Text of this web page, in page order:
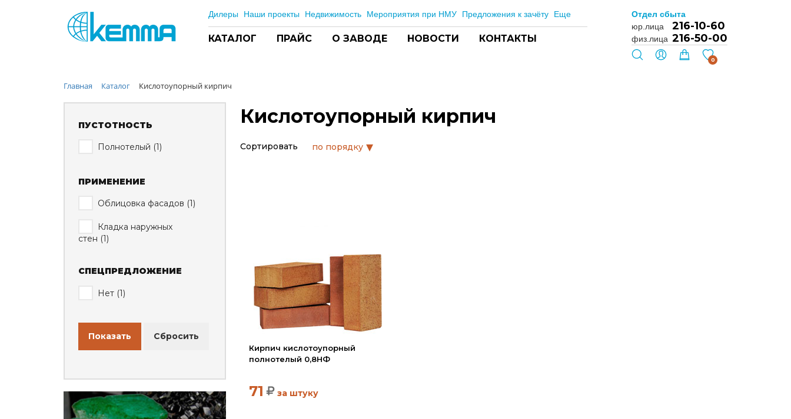
Дилеры Наши проекты Недвижимость Мероприятия при НМУ Предложения к зачёту Еще
КАТАЛОГ ПРАЙС О ЗАВОДЕ НОВОСТИ КОНТАКТЫ
Отдел сбыта
юр.лица
216-10-60
физ.лица 216-50-00
0
Каталог
Прайс
О заводе
Дилеры
Недвижимость
Мероприятия при НМУ
Предложения к зачёту
Вакансии
Сертификаты
Личный кабинет
Корзина
Главная Каталог Кислотоупорный кирпич
ПУСТОТНОСТЬ
Полнотелый (1)
ПРИМЕНЕНИЕ
Облицовка фасадов (1)
Кладка наружных
стен (1)
СПЕЦПРЕДЛОЖЕНИЕ
Нет (1)
Кислотоупорный кирпич
Сортировать по порядку ▾
Кирпич кислотоупорный
полнотелый 0,8НФ
71 за штуку